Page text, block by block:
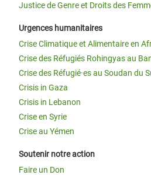
Justice de Genre et Droits des
Urgences humanitaires
Crise Climatique et Alimentaire en
Crise des Réfugiés Rohingyas au
Crise des Réfugié·es au Soudan du
Crisis in Gaza
Crisis in Lebanon
Crise en Syrie
Crise au Yémen
Soutenir notre action
Faire un Don